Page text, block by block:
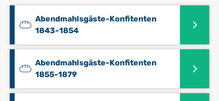
Abendmahlsgäste-Konfitenten
1843-1854
Abendmahlsgäste-Konfitenten
1855-1879